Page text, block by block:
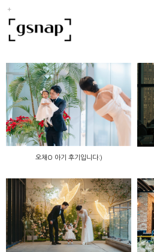
오채O 아기 후기입니다:)